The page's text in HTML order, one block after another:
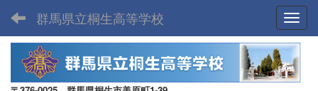
群馬県立桐生高等学校